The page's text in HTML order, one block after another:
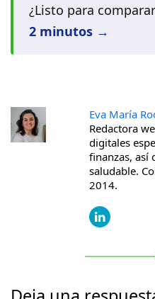
¿Listo para
2 minutos →
Eva María
Redactora
digitales
finanzas, así
saludable.
2014.